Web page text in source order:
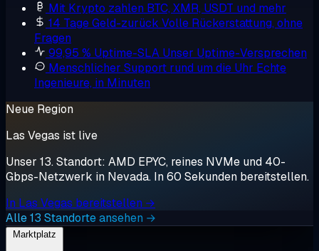
Mit Krypto zahlen BTC, XMR, USDT und mehr
14 Tage Geld-zurück Volle Rückerstattung, ohne
Fragen
99,95 % Uptime-SLA Unser Uptime-Versprechen
Menschlicher Support rund um die Uhr Echte
Ingenieure, in Minuten
Neue Region
Las Vegas ist live
Unser 13. Standort: AMD EPYC, reines NVMe und 40-
Gbps-Netzwerk in Nevada. In 60 Sekunden bereitstellen.
In Las Vegas bereitstellen →
Alle 13 Standorte ansehen →